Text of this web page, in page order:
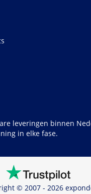
leveringen binnen
in elke fase.
© 2007 - 2026